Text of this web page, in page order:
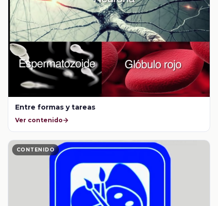
Entre formas y tareas
Ver contenido
CONTENIDO